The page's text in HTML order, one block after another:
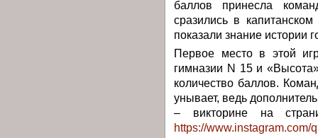
баллов принесла
сразились в
показали знание истории
Первое место в этой
гимназии N 15 и
количество баллов.
унывает, ведь
– викторине на
https://www.instagram.com/